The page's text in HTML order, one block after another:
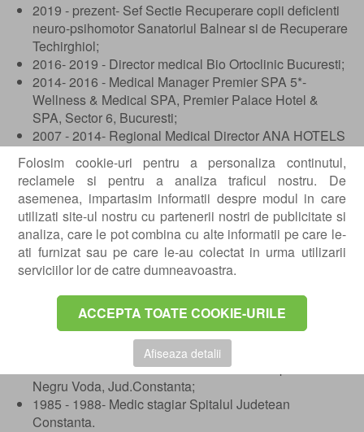
Folosim cookie-uri pentru a personaliza continutul,
reclamele si pentru a analiza traficul nostru. De
asemenea, impartasim informatii despre modul in care
utilizati site-ul nostru cu partenerii nostri de publicitate si
analiza, care le pot combina cu alte informatii pe care le-
ati furnizat sau pe care le-au colectat in urma utilizarii
serviciilor lor de catre dumneavoastra.
ACCEPTA TOATE COOKIE-URILE
Afiseaza detalii
2019 - prezent- Sef Sectie Recuperare copii deficienti
neuro-psihomotor Sanatoriul Balnear si de Recuperare
Techirghiol;
2016- 2019 - Director medical Bio Ortoclinic Bucuresti;
2014- 2016 - Medical Manager Premier SPA 5*-
Wellness & Medical SPA, Premier Palace Hotel &
SPA, Sector 6, Bucuresti;
2007 - 2014- Regional Medical Director ANA HOTELS
“Ana Aslan Health SPA” Eforie Nord, Constanta si
“Sport Hotel & SPA” Poiana Brasov;
1998 - 2007- Medic Sef Sectie Recuperare 1,
Sanatoriul Balnear & Recuperare Techirghiol;
1999 - 2007- Director Medical Sanatoriul Balnear &
Recuperare Techirghiol;
1998 - 1999- Medic primar Recuperare Medicala
Sanatoriul Balnear & Recuperare Techirghiol;
1993 - 1998- Medic specialist Recuperare Medicala
Sanatoriul Balnear & Recuperare Techirghiol;
1990 - 1993- Rezident Recuperare Medicala
Universitatea Bucuresti;
1988 - 1990- Medic Medicina Generala Dispensar
Negru Voda, Jud.Constanta;
1985 - 1988- Medic stagiar Spitalul Judetean
Constanta.